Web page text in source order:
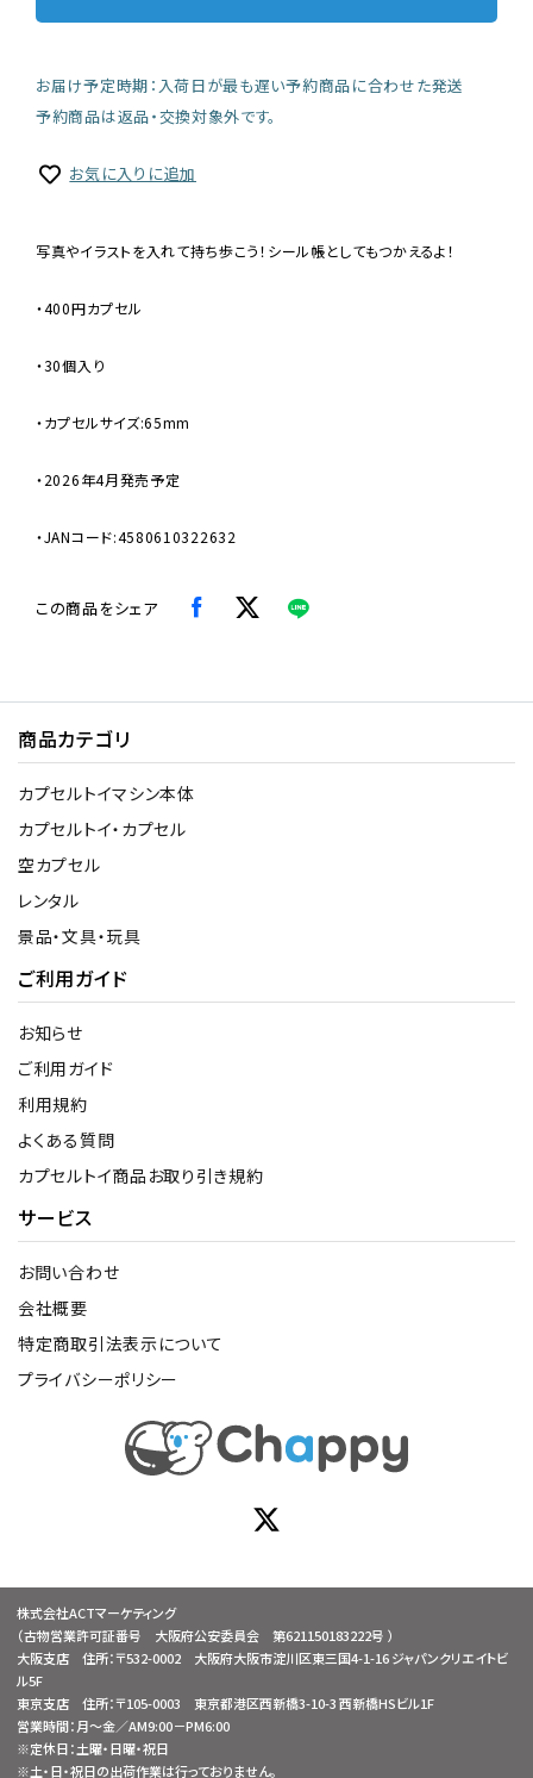
お届け予定時期：入荷日が最も遅い予約商品に合わせた発送
予約商品は返品・交換対象外です。
お気に入りに追加
写真やイラストを入れて持ち歩こう！シール帳としてもつかえるよ！
・400円カプセル
・30個入り
・カプセルサイズ:65mm
・2026年4月発売予定
・JANコード:4580610322632
この商品をシェア
商品カテゴリ
カプセルトイマシン本体
カプセルトイ・カプセル
空カプセル
レンタル
景品・文具・玩具
ご利用ガイド
お知らせ
ご利用ガイド
利用規約
よくある質問
カプセルトイ商品お取り引き規約
サービス
お問い合わせ
会社概要
特定商取引法表示について
プライバシーポリシー
株式会社ACTマーケティング
（古物営業許可証番号 大阪府公安委員会 第621150183222号 ）
大阪支店 住所：〒532-0002 大阪府大阪市淀川区東三国4-1-16 ジャパンクリエイトビ
ル5F
東京支店 住所：〒105-0003 東京都港区西新橋3-10-3 西新橋HSビル1F
営業時間：月～金／AM9:00－PM6:00
※定休日：土曜・日曜・祝日
※土・日・祝日の出荷作業は行っておりません。